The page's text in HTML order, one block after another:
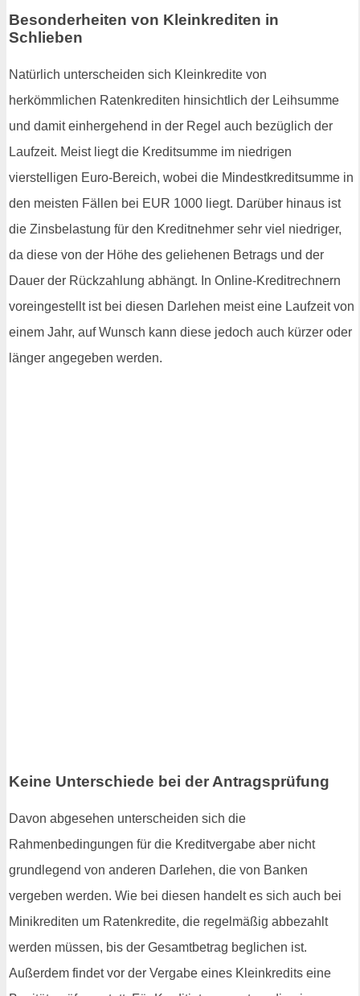
Besonderheiten von Kleinkrediten in
Schlieben
Natürlich unterscheiden sich Kleinkredite von
herkömmlichen Ratenkrediten hinsichtlich der Leihsumme
und damit einhergehend in der Regel auch bezüglich der
Laufzeit. Meist liegt die Kreditsumme im niedrigen
vierstelligen Euro-Bereich, wobei die Mindestkreditsumme in
den meisten Fällen bei EUR 1000 liegt. Darüber hinaus ist
die Zinsbelastung für den Kreditnehmer sehr viel niedriger,
da diese von der Höhe des geliehenen Betrags und der
Dauer der Rückzahlung abhängt. In Online-Kreditrechnern
voreingestellt ist bei diesen Darlehen meist eine Laufzeit von
einem Jahr, auf Wunsch kann diese jedoch auch kürzer oder
länger angegeben werden.
Keine Unterschiede bei der Antragsprüfung
Davon abgesehen unterscheiden sich die
Rahmenbedingungen für die Kreditvergabe aber nicht
grundlegend von anderen Darlehen, die von Banken
vergeben werden. Wie bei diesen handelt es sich auch bei
Minikrediten um Ratenkredite, die regelmäßig abbezahlt
werden müssen, bis der Gesamtbetrag beglichen ist.
Außerdem findet vor der Vergabe eines Kleinkredits eine